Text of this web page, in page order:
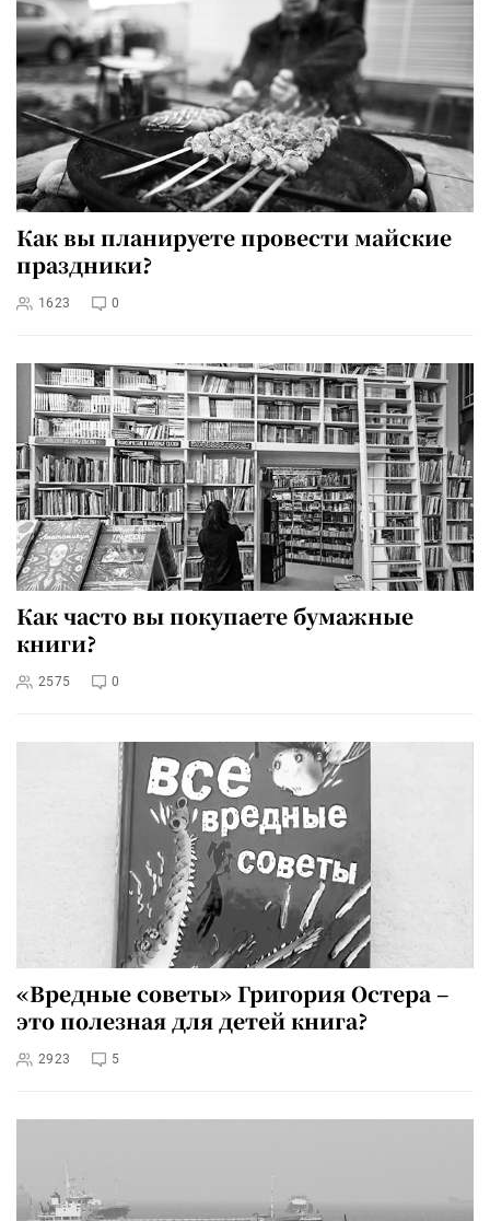
Как вы планируете провести майские
праздники?
1623 0
Как часто вы покупаете бумажные
книги?
2575 0
«Вредные советы» Григория Остера –
это полезная для детей книга?
2923 5